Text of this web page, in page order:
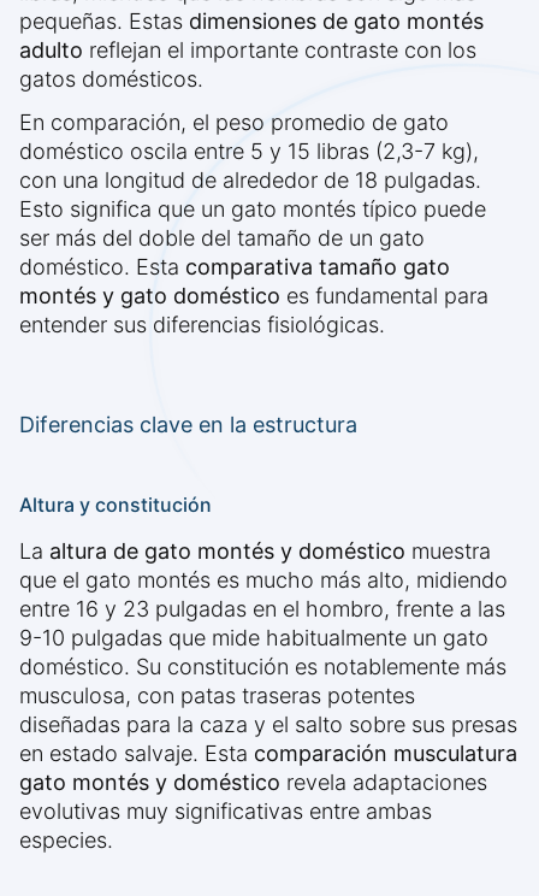
pequeñas. Estas dimensiones de gato montés
adulto reflejan el importante contraste con los
gatos domésticos.
En comparación, el peso promedio de gato
doméstico oscila entre 5 y 15 libras (2,3-7 kg),
con una longitud de alrededor de 18 pulgadas.
Esto significa que un gato montés típico puede
ser más del doble del tamaño de un gato
doméstico. Esta comparativa tamaño gato
montés y gato doméstico es fundamental para
entender sus diferencias fisiológicas.
Diferencias clave en la estructura
Altura y constitución
La altura de gato montés y doméstico muestra
que el gato montés es mucho más alto, midiendo
entre 16 y 23 pulgadas en el hombro, frente a las
9-10 pulgadas que mide habitualmente un gato
doméstico. Su constitución es notablemente más
musculosa, con patas traseras potentes
diseñadas para la caza y el salto sobre sus presas
en estado salvaje. Esta comparación musculatura
gato montés y doméstico revela adaptaciones
evolutivas muy significativas entre ambas
especies.